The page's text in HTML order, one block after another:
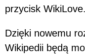
przycisk WikiLove.
Dzięki nowemu
Wikipedii będą